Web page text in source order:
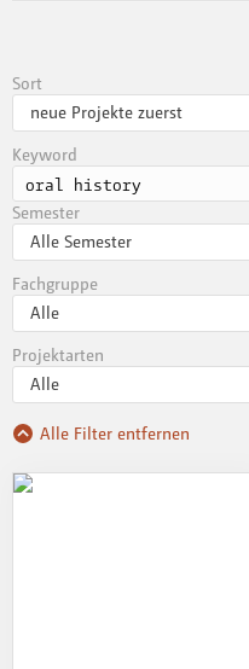
Sort
Keyword
Semester
Fachgruppe
Projektarten
Alle Filter entfernen